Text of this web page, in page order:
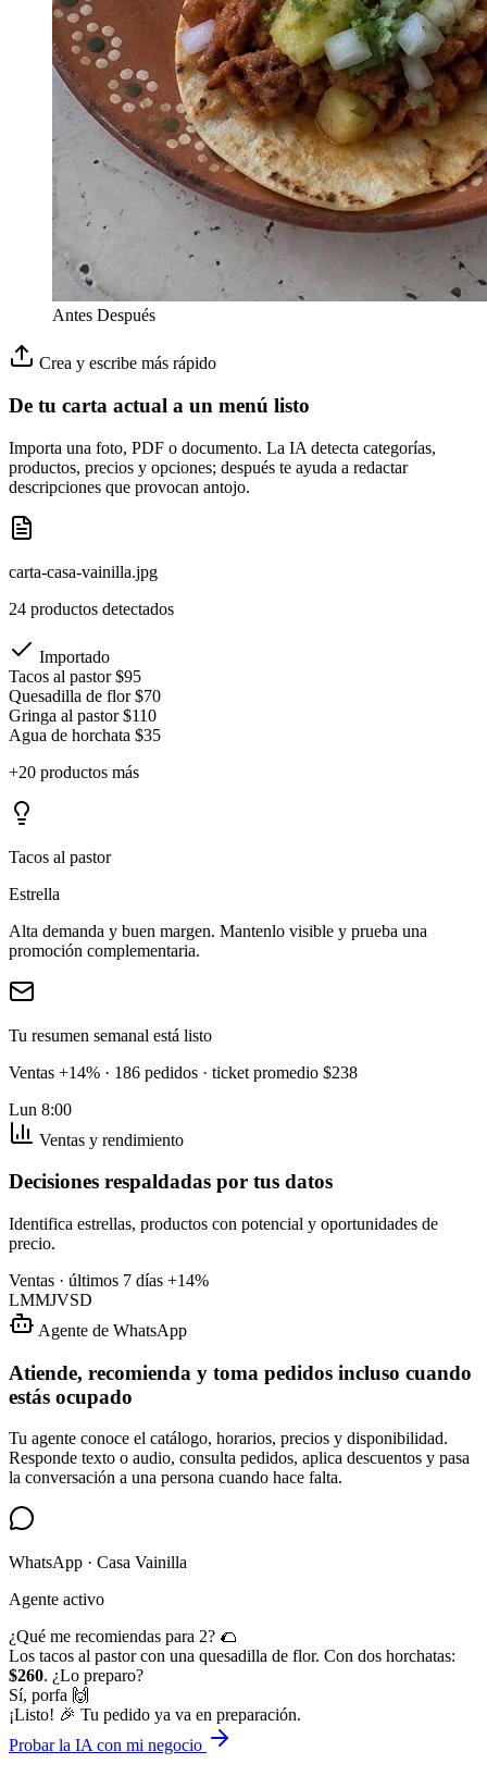
Antes Después
Crea y escribe más rápido
De tu carta actual a un menú listo
Importa una foto, PDF o documento. La IA detecta categorías,
productos, precios y opciones; después te ayuda a redactar
descripciones que provocan antojo.
carta-casa-vainilla.jpg
24 productos detectados
Importado
Tacos al pastor $95
Quesadilla de flor $70
Gringa al pastor $110
Agua de horchata $35
+20 productos más
Tacos al pastor
Estrella
Alta demanda y buen margen. Mantenlo visible y prueba una
promoción complementaria.
Tu resumen semanal está listo
Ventas +14% · 186 pedidos · ticket promedio $238
Lun 8:00
Ventas y rendimiento
Decisiones respaldadas por tus datos
Identifica estrellas, productos con potencial y oportunidades de
precio.
Ventas · últimos 7 días +14%
LMMJVSD
Agente de WhatsApp
Atiende, recomienda y toma pedidos incluso cuando
estás ocupado
Tu agente conoce el catálogo, horarios, precios y disponibilidad.
Responde texto o audio, consulta pedidos, aplica descuentos y pasa
la conversación a una persona cuando hace falta.
WhatsApp · Casa Vainilla
Agente activo
¿Qué me recomiendas para 2? 🌮
Los tacos al pastor con una quesadilla de flor. Con dos horchatas:
$260. ¿Lo preparo?
Sí, porfa 🙌
¡Listo! 🎉 Tu pedido ya va en preparación.
Probar la IA con mi negocio